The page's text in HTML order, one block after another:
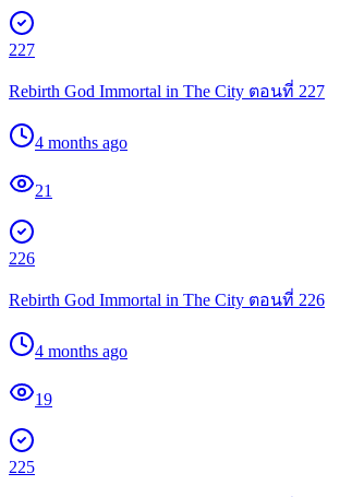
227
Rebirth God Immortal in The City ตอนที่ 227
4 months ago
21
226
Rebirth God Immortal in The City ตอนที่ 226
4 months ago
19
225